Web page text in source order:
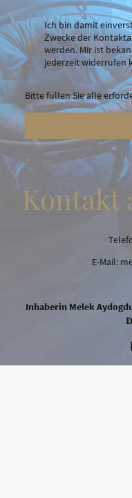
Ich bin damit
Zwecke der
werden. Mir ist
jederzeit widerrufen
Bitte füllen Sie alle
Kontakt
E-Mail:
Inhaberin Melek